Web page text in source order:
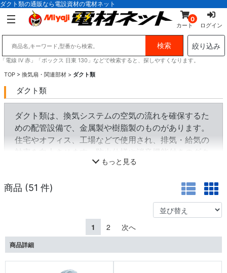
ダクト類の通販なら電設資材の電材ネット
0
カート ログイン
絞り込み
「電線 IV 赤」「ボックス 日東 130」などで検索すると、探しやすくなります。
TOP > 換気扇・関連部材 > ダクト類
ダクト類
ダクト類は、換気システムの空気の流れを確保するた
めの配管設備で、金属製や樹脂製のものがあります。
住宅やオフィス、工場などで使用され、排気・給気の
効率を向上させます。防火仕様や消音機能付きのダク
トもあり、建物の環境や安全性を考慮した設計が求め
もっと見る
商品 (51 件)
1 2 次へ
商品詳細